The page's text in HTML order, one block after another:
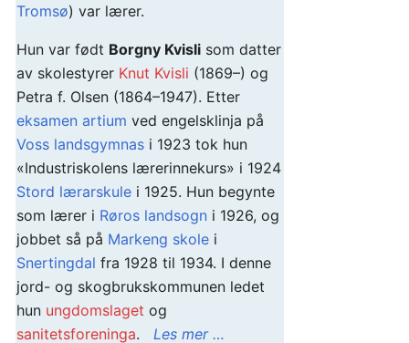
Tromsø) var lærer.
Hun var født Borgny Kvisli som datter
av skolestyrer Knut Kvisli (1869–) og
Petra f. Olsen (1864–1947). Etter
eksamen artium ved engelsklinja på
Voss landsgymnas i 1923 tok hun
«Industriskolens lærerinnekurs» i 1924
Stord lærarskule i 1925. Hun begynte
som lærer i Røros landsogn i 1926, og
jobbet så på Markeng skole i
Snertingdal fra 1928 til 1934. I denne
jord- og skogbrukskommunen ledet
hun ungdomslaget og
sanitetsforeninga. Les mer …